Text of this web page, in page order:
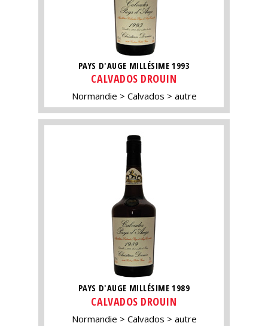
PAYS D'AUGE MILLÉSIME 1993
CALVADOS DROUIN
Normandie Calvados autre
PAYS D'AUGE MILLÉSIME 1989
CALVADOS DROUIN
Normandie Calvados autre